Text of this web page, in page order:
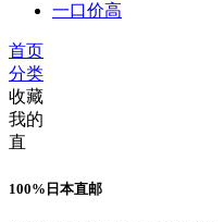
一口价高
首页
分类
收藏
我的
直
100%日本直邮